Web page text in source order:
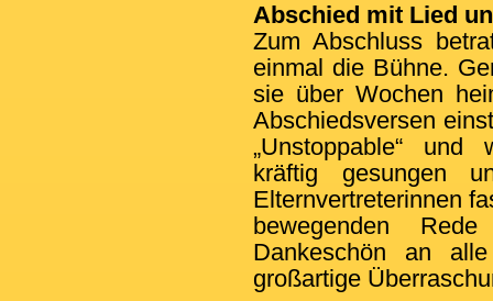
Abschied mit Lied
Zum Abschluss
einmal die Bühne.
sie über Wochen
Abschiedsversen
„Unstoppable“ und
kräftig gesungen
Elternvertreterinnen
bewegenden
Dankeschön an
großartige